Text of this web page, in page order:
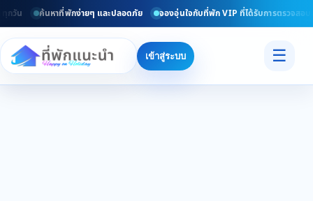
กวัน ค้นหาที่พักง่ายๆ และปลอดภัย จองอุ่นใจกับที่พัก VIP ที่ได้รับการตรวจสอบ
เข้าสู่ระบบ ☰